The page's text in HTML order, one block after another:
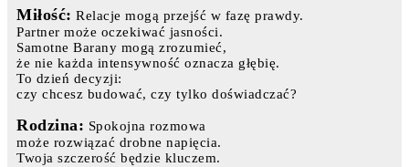
Miłość: Relacje mogą przejść w fazę prawdy.
Partner może oczekiwać jasności.
Samotne Barany mogą zrozumieć,
że nie każda intensywność oznacza głębię.
To dzień decyzji:
czy chcesz budować, czy tylko doświadczać?
Rodzina: Spokojna rozmowa
może rozwiązać drobne napięcia.
Twoja szczerość będzie kluczem.